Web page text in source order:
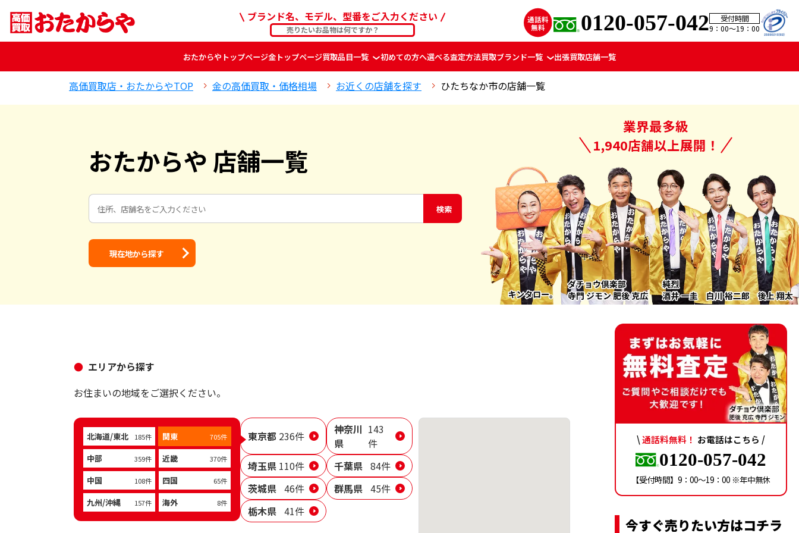
ブランド名、モデル、型番をご入力ください 0120-057-042
受付時間
9：00〜19：00
おたからや トップページ金 トップページ買取品目一覧 初めての方へ選べる査定方法買取ブランド一覧 出張買取店舗一覧
高価買取店・おたからやTOP 金の高価買取・価格相場 お近くの店舗を探す ひたちなか市の店舗一覧
おたからや 店舗一覧
検索
現在地から探す
業界最多級
1,940店舗以上展開！
エリアから探す
お住まいの地域をご選択ください。
北海道/東北 185件 関東 705件
中部 359件 近畿 370件
中国 108件 四国 65件
九州/沖縄 157件 海外 8件
東京都 236件
神奈川
県
143
件
埼玉県 110件 千葉県 84件
茨城県 46件 群馬県 45件
栃木県 41件
\通話料無料！ お電話はこちら /
0120-057-042
【受付時間】9：00〜19：00 ※年中無休
今すぐ売りたい方はコチラ